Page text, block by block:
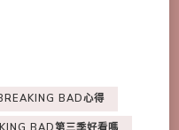
BAD心得